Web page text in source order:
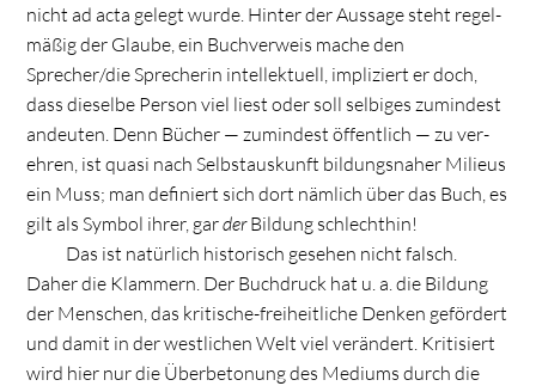
nicht ad acta gelegt wurde. Hin­ter der Aus­sage steht regel­
mä­ßig der Glaube, ein Buch­ver­weis mache den
Sprecher/die Spre­che­rin intel­lek­tu­ell, impli­ziert er doch,
dass die­selbe Per­son viel liest oder soll sel­bi­ges zumin­dest
andeu­ten. Denn Bücher — zumin­dest öffent­lich — zu ver­
eh­ren, ist quasi nach Selbst­aus­kunft bil­dungs­na­her Milieus
ein Muss; man defi­niert sich dort näm­lich über das Buch, es
gilt als Sym­bol ihrer, garderBil­dung schlechthin!
Das ist natür­lich his­to­risch gese­hen nicht falsch.
Daher die Klam­mern. Der Buch­druck hat u. a. die Bil­dung
der Men­schen, das kri­ti­sche-frei­heit­li­che Den­ken geför­dert
und damit in der west­li­chen Welt viel ver­än­dert. Kri­ti­siert
wird hier nur die Über­be­to­nung des Medi­ums durch die